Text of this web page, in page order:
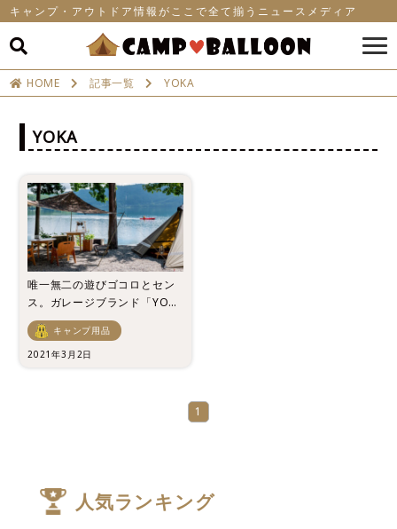
キャンプ・アウトドア情報がここで全て揃うニュースメディア
HOME 記事一覧 YOKA
YOKA
唯一無二の遊びゴコロとセン
ス。ガレージブランド「YOK
A」徹底解剖
キャンプ用品
2021年3月2日
1
人気ランキング